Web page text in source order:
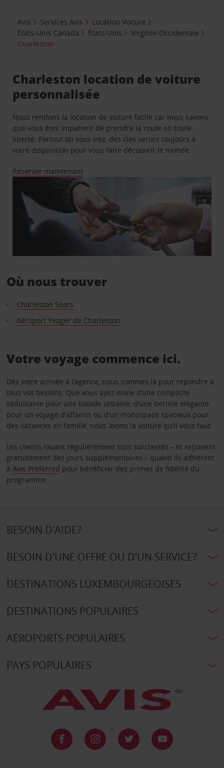
Avis Services Avis
Location Voiture
États-Unis Canada
États-Unis
Virginie-Occidentale
Charleston
Charleston location de voiture
personnalisée
Nous rendons la location de voiture facile car nous savons
que vous êtes impatient de prendre la route en toute
liberté. Partout où vous irez, des clés seront toujours à
votre disposition pour vous faire découvrir le monde.
Réserver maintenant
Où nous trouver
Charleston Sears
Aéroport Yeager de Charleston
Votre voyage commence ici.
Dès votre arrivée à l’agence, nous sommes là pour répondre à
tous vos besoins. Que vous ayez envie d’une compacte
séduisante pour une balade urbaine, d’une berline élégante
pour un voyage d’affaires ou d’un monospace spacieux pour
des vacances en famille, nous avons la voiture qu’il vous faut.
Les clients louant régulièrement sont surclassés – et reçoivent
gratuitement des jours supplémentaires – quand ils adhèrent
à Avis Preferred pour bénéficier des primes de fidélité du
programme.
BESOIN D'AIDE?
BESOIN D'UNE OFFRE OU D'UN SERVICE?
DESTINATIONS LUXEMBOURGEOISES
DESTINATIONS POPULAIRES
AÉROPORTS POPULAIRES
PAYS POPULAIRES